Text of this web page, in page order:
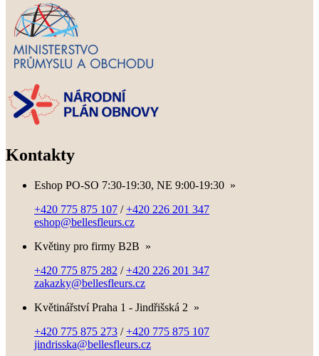
Kontakty
Eshop PO-SO 7:30-19:30, NE 9:00-19:30 »
+420 775 875 107 /+420 226 201 347
eshop@bellesfleurs.cz
Květiny pro firmy B2B »
+420 775 875 282 /+420 226 201 347
zakazky@bellesfleurs.cz
Květinářství Praha 1 - Jindřišská 2 »
+420 775 875 273 /+420 775 875 107
jindrisska@bellesfleurs.cz